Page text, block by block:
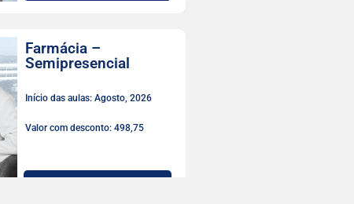
Farmácia –
Semipresencial
Início das aulas: Agosto, 2026
Valor com desconto: 498,75